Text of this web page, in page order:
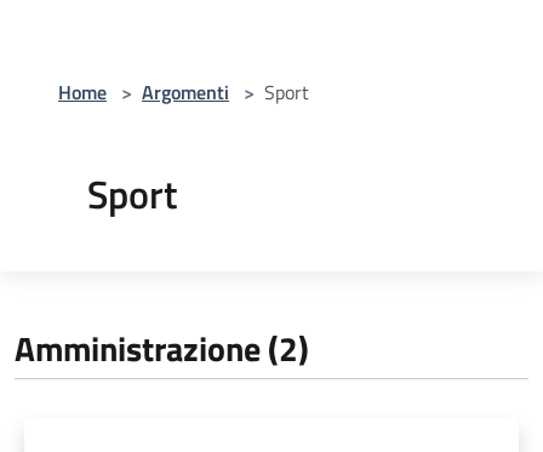
Home > Argomenti > Sport
Sport
Amministrazione (2)